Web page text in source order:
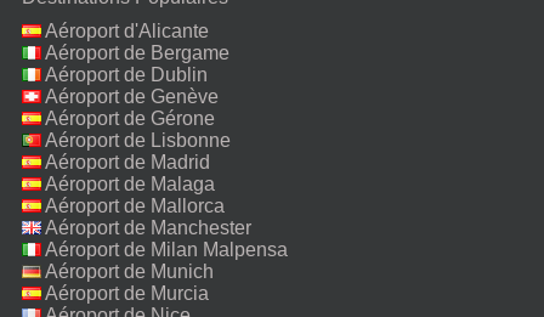
Aéroport d'Alicante
Aéroport de Bergame
Aéroport de Dublin
Aéroport de Genève
Aéroport de Gérone
Aéroport de Lisbonne
Aéroport de Madrid
Aéroport de Malaga
Aéroport de Mallorca
Aéroport de Manchester
Aéroport de Milan Malpensa
Aéroport de Munich
Aéroport de Murcia